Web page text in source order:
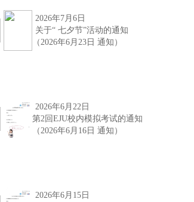
2026年7月6日
关于“ 七夕节”活动的通知
（2026年6月23日 通知）
2026年6月22日
第2回EJU校内模拟考试的通知
（2026年6月16日 通知）
2026年6月15日